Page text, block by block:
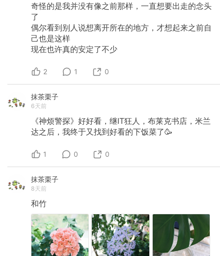
奇怪的是我并没有像之前那样，一直想要出走的念头
了
偶尔看到别人说想离开所在的地方，才想起来之前自
己也是这样
现在也许真的安定了不少
2 1 0
抹茶栗子
6天前
《神烦警探》好好看，继IT狂人，布莱克书店，米兰
达之后，我终于又找到好看的下饭菜了🥳
1 0 0
抹茶栗子
8天前
和竹